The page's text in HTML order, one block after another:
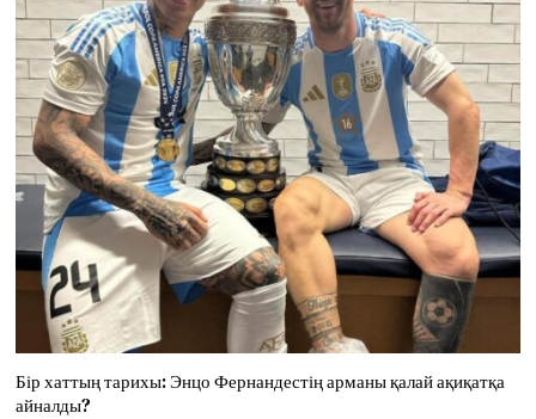
Бір хаттың тарихы: Энцо Фернандестің арманы қалай ақиқатқа
айналды?